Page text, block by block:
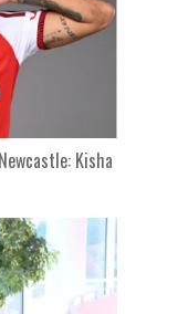
Kisha